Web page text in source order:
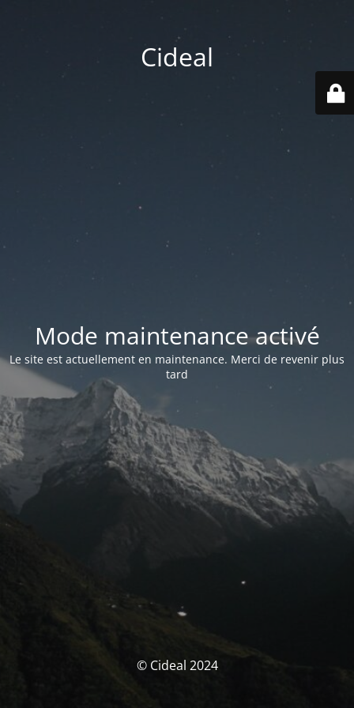
Cideal
Mode maintenance activé
Le site est actuellement en maintenance. Merci de revenir plus
tard
© Cideal 2024